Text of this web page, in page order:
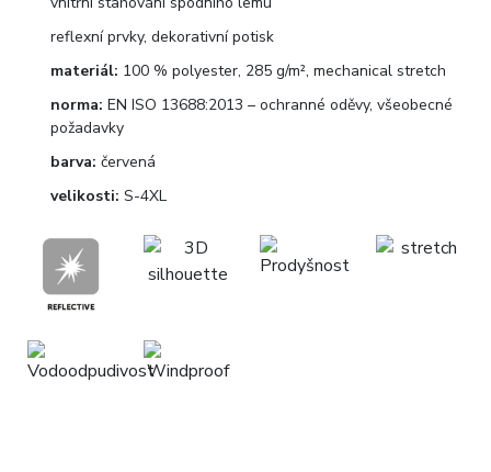
reflexní prvky, dekorativní potisk
materiál: 100 % polyester, 285 g/m², mechanical stretch
norma: EN ISO 13688:2013 – ochranné oděvy, všeobecné
požadavky
barva: červená
velikosti: S-4XL